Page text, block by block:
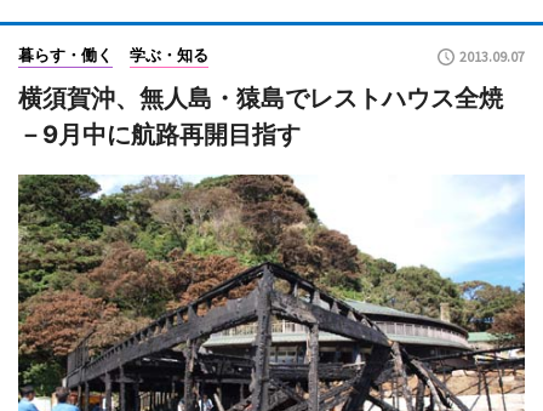
暮らす・働く 学ぶ・知る 2013.09.07
横須賀沖、無人島・猿島でレストハウス全焼
－9月中に航路再開目指す